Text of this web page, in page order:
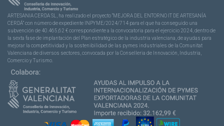
ARTESANIA CERDA SL, ha realizado el proyecto “MEJORA DEL ENTORNO IT DE ARTESANÍA
CERDÁ” con número de expediente INPYME/2024/714 para el que ha conseguido una
subvención de 40.465,62 € correspondiente a la convocatoria para el ejercicio 2024, dentro de
la sexta fase de implantación del Plan estratégico de la industria valenciana, de ayudas para
mejorar la competitividad y la sostenibilidad de las pymes industriales de la Comunitat
Valenciana de diversos sectores, convocada por la Conselleria de Innovación, Industria,
Comercio y Turismo.